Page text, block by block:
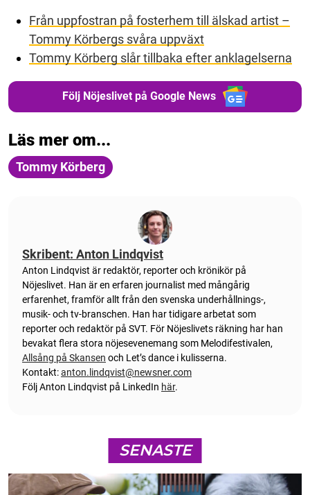
Från uppfostran på fosterhem till älskad artist –
Tommy Körbergs svåra uppväxt
Tommy Körberg slår tillbaka efter anklagelserna
Följ Nöjeslivet på Google News
Läs mer om...
Tommy Körberg
Skribent: Anton Lindqvist
Anton Lindqvist är redaktör, reporter och krönikör på
Nöjeslivet. Han är en erfaren journalist med mångårig
erfarenhet, framför allt från den svenska underhållnings-,
musik- och tv-branschen. Han har tidigare arbetat som
reporter och redaktör på SVT. För Nöjeslivets räkning har han
bevakat flera stora nöjesevenemang som Melodifestivalen,
Allsång på Skansen och Let’s dance i kulisserna.
Kontakt:anton.lindqvist@newsner.com
Följ Anton Lindqvist på LinkedIn här.
SENASTE